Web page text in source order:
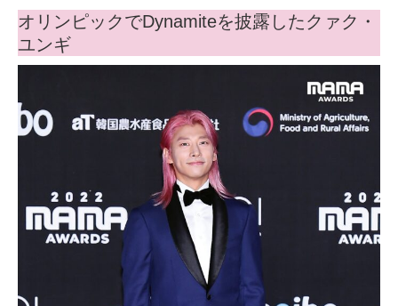
オリンピックでDynamiteを披露したクァク・
ユンギ